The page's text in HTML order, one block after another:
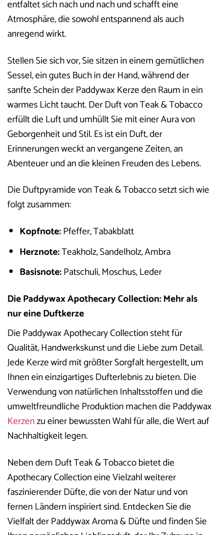
entfaltet sich nach und nach und schafft eine
Atmosphäre, die sowohl entspannend als auch
anregend wirkt.
Stellen Sie sich vor, Sie sitzen in einem gemütlichen
Sessel, ein gutes Buch in der Hand, während der
sanfte Schein der Paddywax Kerze den Raum in ein
warmes Licht taucht. Der Duft von Teak & Tobacco
erfüllt die Luft und umhüllt Sie mit einer Aura von
Geborgenheit und Stil. Es ist ein Duft, der
Erinnerungen weckt an vergangene Zeiten, an
Abenteuer und an die kleinen Freuden des Lebens.
Die Duftpyramide von Teak & Tobacco setzt sich wie
folgt zusammen:
Kopfnote:Pfeffer, Tabakblatt
Herznote:Teakholz, Sandelholz, Ambra
Basisnote:Patschuli, Moschus, Leder
Die Paddywax Apothecary Collection: Mehr als
nur eine Duftkerze
Die Paddywax Apothecary Collection steht für
Qualität, Handwerkskunst und die Liebe zum Detail.
Jede Kerze wird mit größter Sorgfalt hergestellt, um
Ihnen ein einzigartiges Dufterlebnis zu bieten. Die
Verwendung von natürlichen Inhaltsstoffen und die
umweltfreundliche Produktion machen die Paddywax
Kerzenzu einer bewussten Wahl für alle, die Wert auf
Nachhaltigkeit legen.
Neben dem Duft Teak & Tobacco bietet die
Apothecary Collection eine Vielzahl weiterer
faszinierender Düfte, die von der Natur und von
fernen Ländern inspiriert sind. Entdecken Sie die
Vielfalt der Paddywax Aroma & Düfte und finden Sie